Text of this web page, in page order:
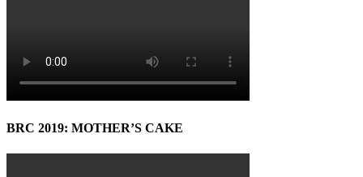
BRC 2019: MOTHER’S CAKE